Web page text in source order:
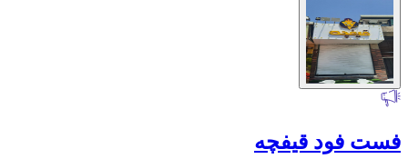
فست فود قیفچه